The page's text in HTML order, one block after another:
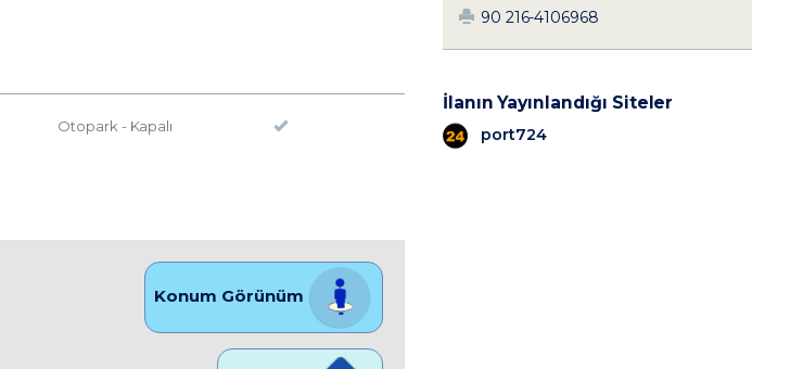
Otopark - Kapalı
Konum Görünüm
90 216-4106968
İlanın Yayınlandığı Siteler
port724